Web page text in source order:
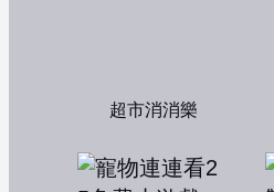
超市消消樂